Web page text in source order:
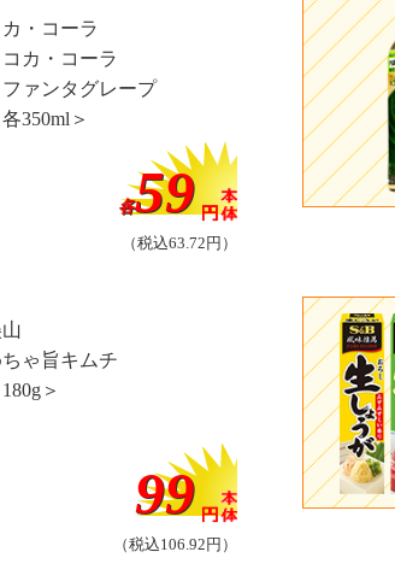
・コーラ
カ・コーラ
ァンタグレープ
350ml＞
各59
（税込63.72円）
ゃ旨キムチ
＞
99
（税込106.92円）